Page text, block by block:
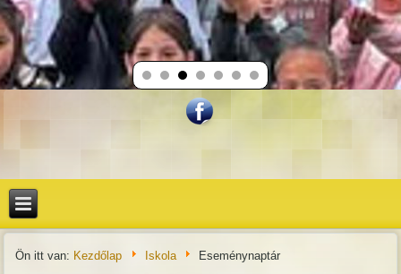
Ön itt van: Kezdőlap Iskola Eseménynaptár